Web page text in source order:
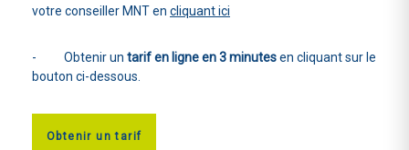
votre conseiller MNT en cliquant ici
- Obtenir un tarif en ligne en 3 minutesen cliquant sur le
bouton ci-dessous.
Obtenir un tarif